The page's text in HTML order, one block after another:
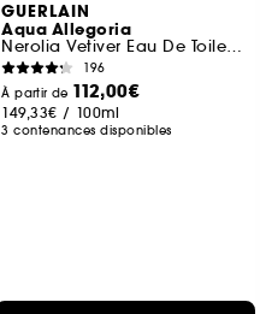
GUERLAIN
Aqua Allegoria
Nerolia Vetiver Eau De Toilette
196
À partir de 112,00€
149,33€ / 100ml
3 contenances disponibles